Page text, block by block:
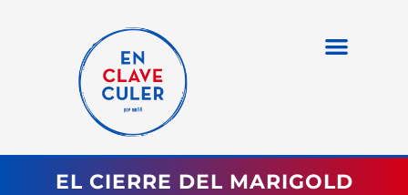
EL CIERRE DEL MARIGOLD